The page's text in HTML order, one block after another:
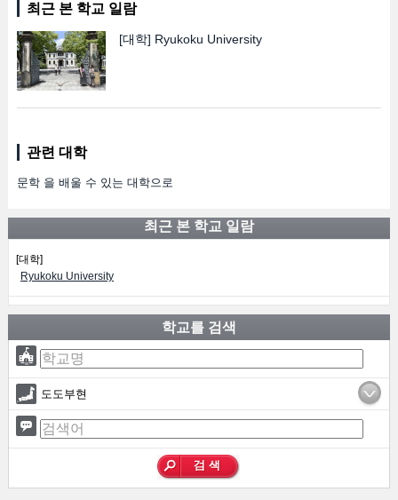
최근 본 학교 일람
[대학] Ryukoku University
관련 대학
문학 을 배울 수 있는 대학으로
최근 본 학교 일람
[대학]
Ryukoku University
학교를 검색
도도부현